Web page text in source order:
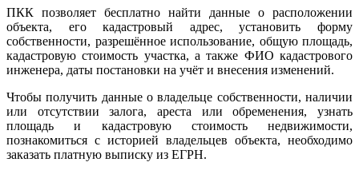
ПКК позволяет бесплатно найти данные о расположении
объекта, его кадастровый адрес, установить форму
собственности, разрешённое использование, общую площадь,
кадастровую стоимость участка, а также ФИО кадастрового
инженера, даты постановки на учёт и внесения изменений.
Чтобы получить данные о владельце собственности, наличии
или отсутствии залога, ареста или обременения, узнать
площадь и кадастровую стоимость недвижимости,
познакомиться с историей владельцев объекта, необходимо
заказать платную выписку из ЕГРН.